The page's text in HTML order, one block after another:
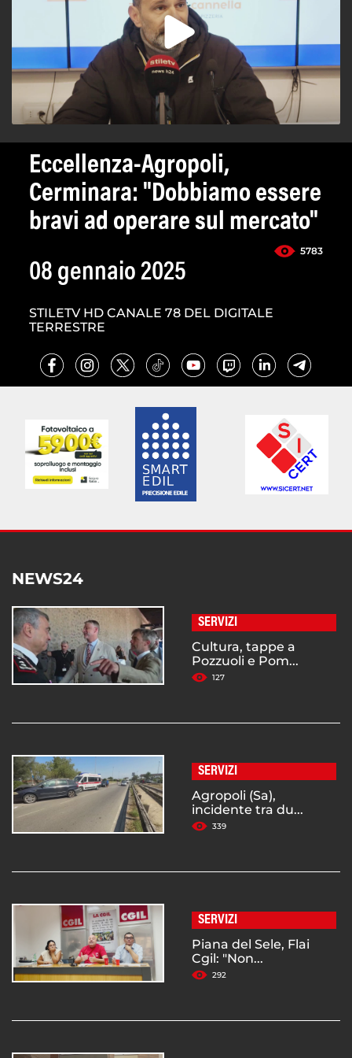
Eccellenza-Agropoli,
Cerminara: "Dobbiamo essere
bravi ad operare sul mercato"
5783
08 gennaio 2025
STILETV HD CANALE 78 DEL DIGITALE
TERRESTRE
NEWS24
SERVIZI
Cultura, tappe a
Pozzuoli e Pom...
127
SERVIZI
Agropoli (Sa),
incidente tra du...
339
SERVIZI
Piana del Sele, Flai
Cgil: "Non...
292